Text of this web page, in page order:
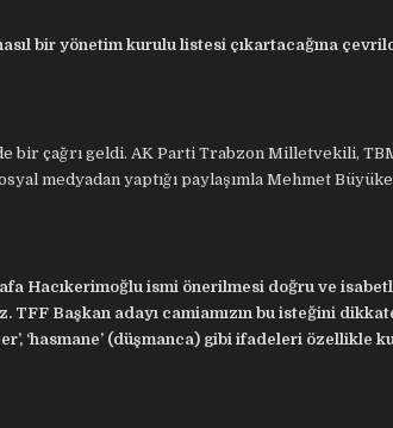
bir yönetim kurulu listesi çıkartacağına
bir çağrı geldi. AK Parti Trabzon Milletvekili,
medyadan yaptığı paylaşımla Mehmet
Hacıkerimoğlu ismi önerilmesi doğru ve
Başkan adayı camiamızın bu isteğini
‘hasmane’ (düşmanca) gibi ifadeleri özellikle